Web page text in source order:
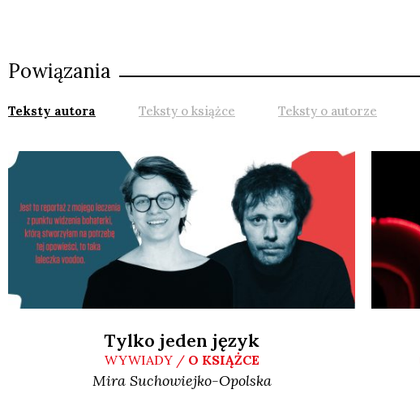
Powiązania
Teksty autora Teksty o książce Teksty o autorze
Tylko jeden język
WYWIADY / O KSIĄŻCE
Mira Suchowiejko-Opolska